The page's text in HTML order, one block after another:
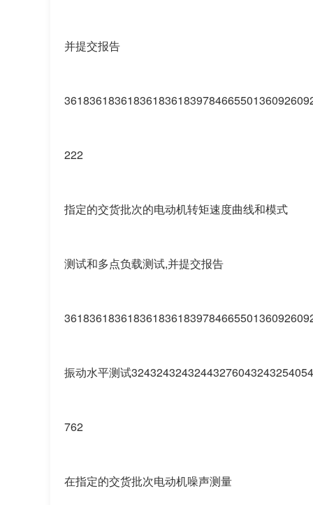
并提交报告
222
指定的交货批次的电动机转矩速度曲线和模式
测试和多点负载测试,并提交报告
振动水平测试
762
在指定的交货批次电动机噪声测量